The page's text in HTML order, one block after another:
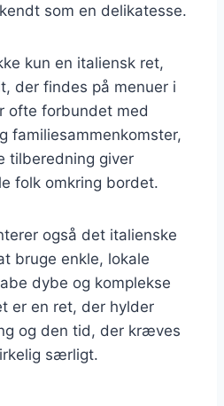
som en delikatesse.
kun en italiensk ret,
der findes på menuer i
ofte forbundet med
familiesammenkomster,
tilberedning giver
folk omkring bordet.
også det italienske
bruge enkle, lokale
dybe og komplekse
er en ret, der hylder
og den tid, der kræves
særligt.